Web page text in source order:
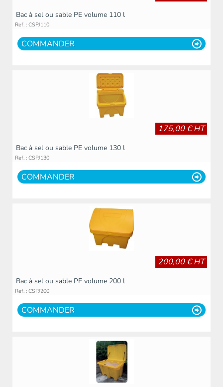
Bac à sel ou sable PE volume 110 l
Ref. : CSPJ110
COMMANDER
175,00 € HT
Bac à sel ou sable PE volume 130 l
Ref. : CSPJ130
COMMANDER
200,00 € HT
Bac à sel ou sable PE volume 200 l
Ref. : CSPJ200
COMMANDER